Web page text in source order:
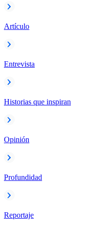
Artículo
Entrevista
Historias que inspiran
Opinión
Profundidad
Reportaje